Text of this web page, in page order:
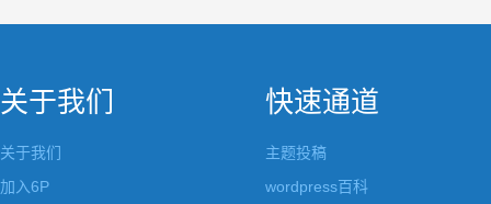
关于我们
关于我们
加入6P
快速通道
主题投稿
wordpress百科